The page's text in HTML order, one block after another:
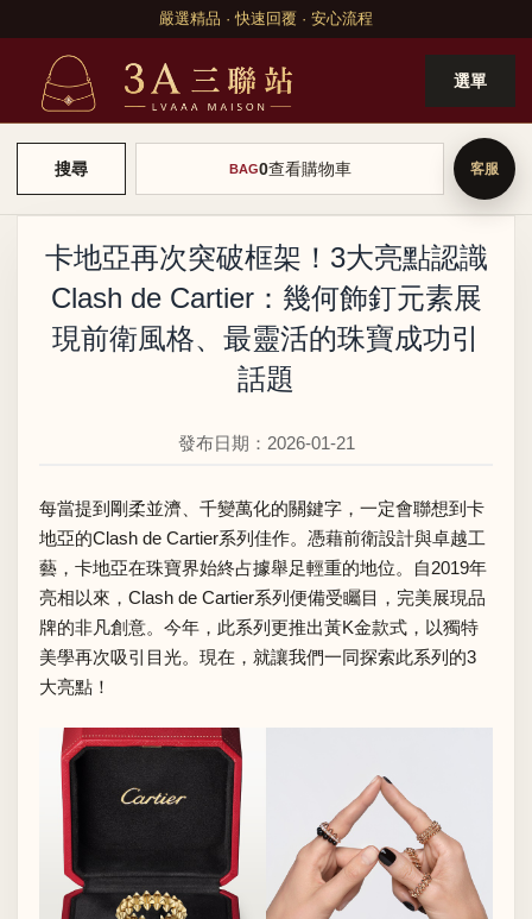
嚴選精品 · 快速回覆 · 安心流程
選單
搜尋 BAG0查看購物車
卡地亞再次突破框架！3大亮點認識
Clash de Cartier：幾何飾釘元素展
現前衛風格、最靈活的珠寶成功引
話題
發布日期：2026-01-21
每當提到剛柔並濟、千變萬化的關鍵字，一定會聯想到卡
地亞的Clash de Cartier系列佳作。憑藉前衛設計與卓越工
藝，卡地亞在珠寶界始終占據舉足輕重的地位。自2019年
亮相以來，Clash de Cartier系列便備受矚目，完美展現品
牌的非凡創意。今年，此系列更推出黃K金款式，以獨特
美學再次吸引目光。現在，就讓我們一同探索此系列的3
大亮點！